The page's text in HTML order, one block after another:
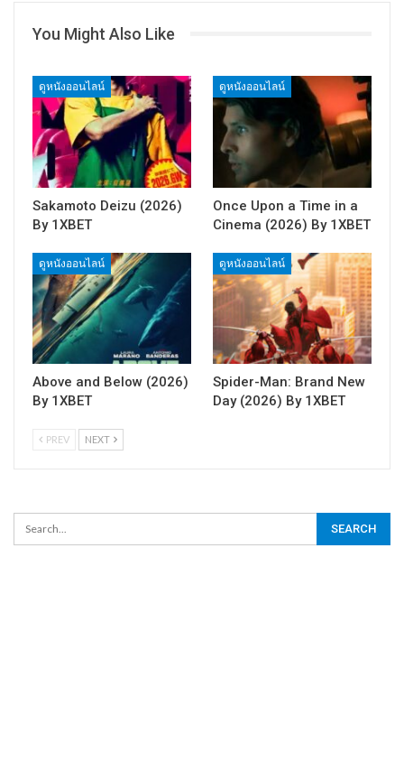
You Might Also Like
ดูหนังออนไลน์
Sakamoto Deizu (2026)
By 1XBET
ดูหนังออนไลน์
Once Upon a Time in a
Cinema (2026) By 1XBET
ดูหนังออนไลน์
Above and Below (2026)
By 1XBET
ดูหนังออนไลน์
Spider-Man: Brand New
Day (2026) By 1XBET
PREV NEXT